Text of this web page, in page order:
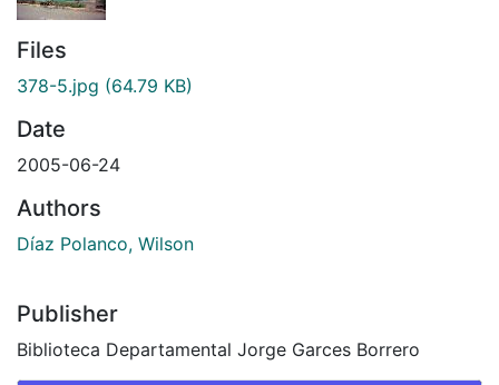
Files
378-5.jpg (64.79 KB)
Date
2005-06-24
Authors
Díaz Polanco, Wilson
Publisher
Biblioteca Departamental Jorge Garces Borrero